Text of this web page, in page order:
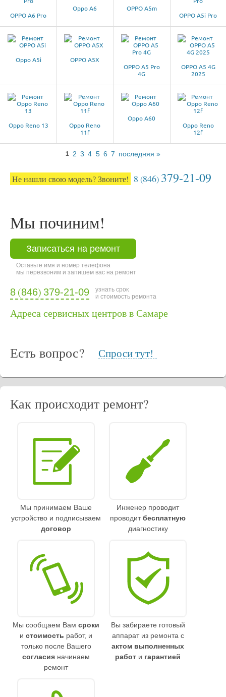
OPPO A6 Pro
Oppo A6
OPPO A5m
OPPO A5i Pro
Oppo A5i
OPPO A5X
OPPO A5 Pro
4G
OPPO A5 4G
2025
Oppo Reno 13
Oppo Reno
11f
Oppo A60
Oppo Reno
12f
1 2 3 4 5 6 7 последняя »
Не нашли свою модель? Звоните! 8 (846) 379-21-09
Мы починим!
Записаться на ремонт
Оставьте имя и номер телефона
мы перезвоним и запишем вас на ремонт
8 (846) 379-21-09
узнать срок
и стоимость ремонта
Адреса сервисных центров в Самаре
Есть вопрос? Спроси тут!
Как происходит ремонт?
Мы принимаем Ваше
устройство и подписываем
договор
Инженер проводит
проводитбесплатную
диагностику
Мы сообщаем Вам сроки
и стоимость работ, и
только после Вашего
согласия начинаем
ремонт
Вы забираете готовый
аппарат из ремонта с
актом выполненных
работ и гарантией